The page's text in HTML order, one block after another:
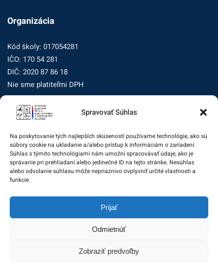
Spravovať Súhlas
Na poskytovanie tých najlepších skúseností používame technológie, ako sú
súbory cookie na ukladanie a/alebo prístup k informáciám o zariadení.
Súhlas s týmito technológiami nám umožní spracovávať údaje, ako je
správanie pri prehliadaní alebo jedinečné ID na tejto stránke. Nesúhlas
alebo odvolanie súhlasu môže nepriaznivo ovplyvniť určité vlastnosti a
funkcie.
Prijať
Odmietnúť
Zobraziť predvoľby
Organizácia
Kód školy: 017054281
IČO: 170 54 281
DIČ: 2020 87 86 18
Nie sme platiteľmi DPH
Zásady ochrany osobných údajov
Dohľad nad ochranou osobných údajov
Žiadosť dotknutej osoby na uplatnenie jej práv
Zodpovedná osoba za ochranu osobných údajov:
zo@eurotrading.sk